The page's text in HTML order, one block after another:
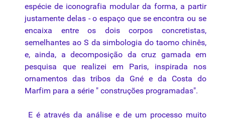
espécie de iconografia modular da forma, a partir
justamente delas - o espaço que se encontra ou se
encaixa entre os dois corpos concretistas,
semelhantes ao S da simbologia do taomo chinês,
e, ainda, a decomposição da cruz gamada em
pesquisa que realizei em Paris, inspirada nos
ornamentos das tribos da Gné e da Costa do
Marfim para a série " construções programadas".
E é através da análise e de um processo muito